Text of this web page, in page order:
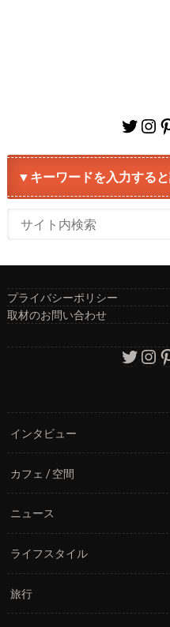
▼キーワードを入力する
プライバシーポリシー
取材のお問い合わせ
インタビュー
カフェ / 空間
ニュース
ライフスタイル
旅行